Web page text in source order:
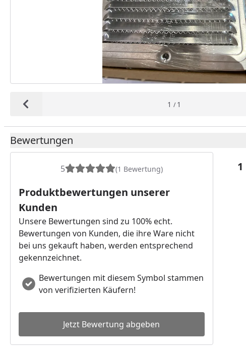
Vorheriges Bild anzeigen 1 /1
Bewertungen
5 (1 Bewertung)
Produktbewertungen unserer
Kunden
Unsere Bewertungen sind zu 100% echt.
Bewertungen von Kunden, die ihre Ware nicht
bei uns gekauft haben, werden entsprechend
gekennzeichnet.
Bewertungen mit diesem Symbol stammen
von verifizierten Käufern!
Jetzt Bewertung abgeben
1